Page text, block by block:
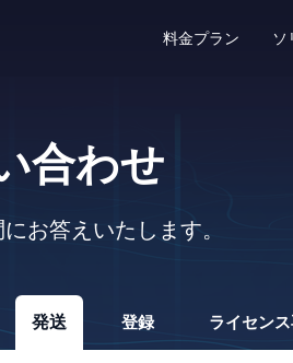
料金プラン ソ
フォー
ドキュ
削除/紛
合わせ
お答えいたします。
発送 登録 ライセン